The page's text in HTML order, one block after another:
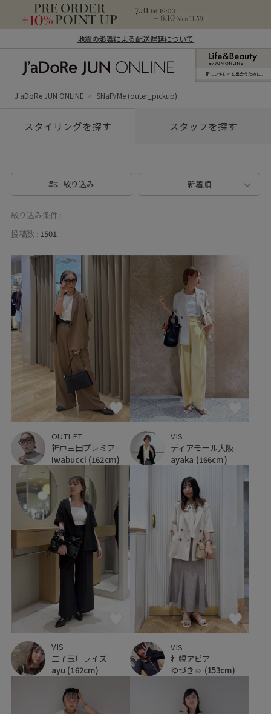
地震の影響による配送遅延について
ン オンライン）
新しいキレイと出合うために。
J'aDoRe JUN ONLINE SNaP/Me (outer_pickup)
スタイリングを探す スタッフを探す
絞り込み 新着順
絞り込み条件 :
投稿数 : 1501
OUTLET
神戸三田プレミアム・アウトレット
Iwabucci (162cm)
VIS
ディアモール大阪
ayaka (166cm)
VIS
二子玉川ライズ
ayu (162cm)
VIS
札幌アピア
ゆづき☺︎ (153cm)